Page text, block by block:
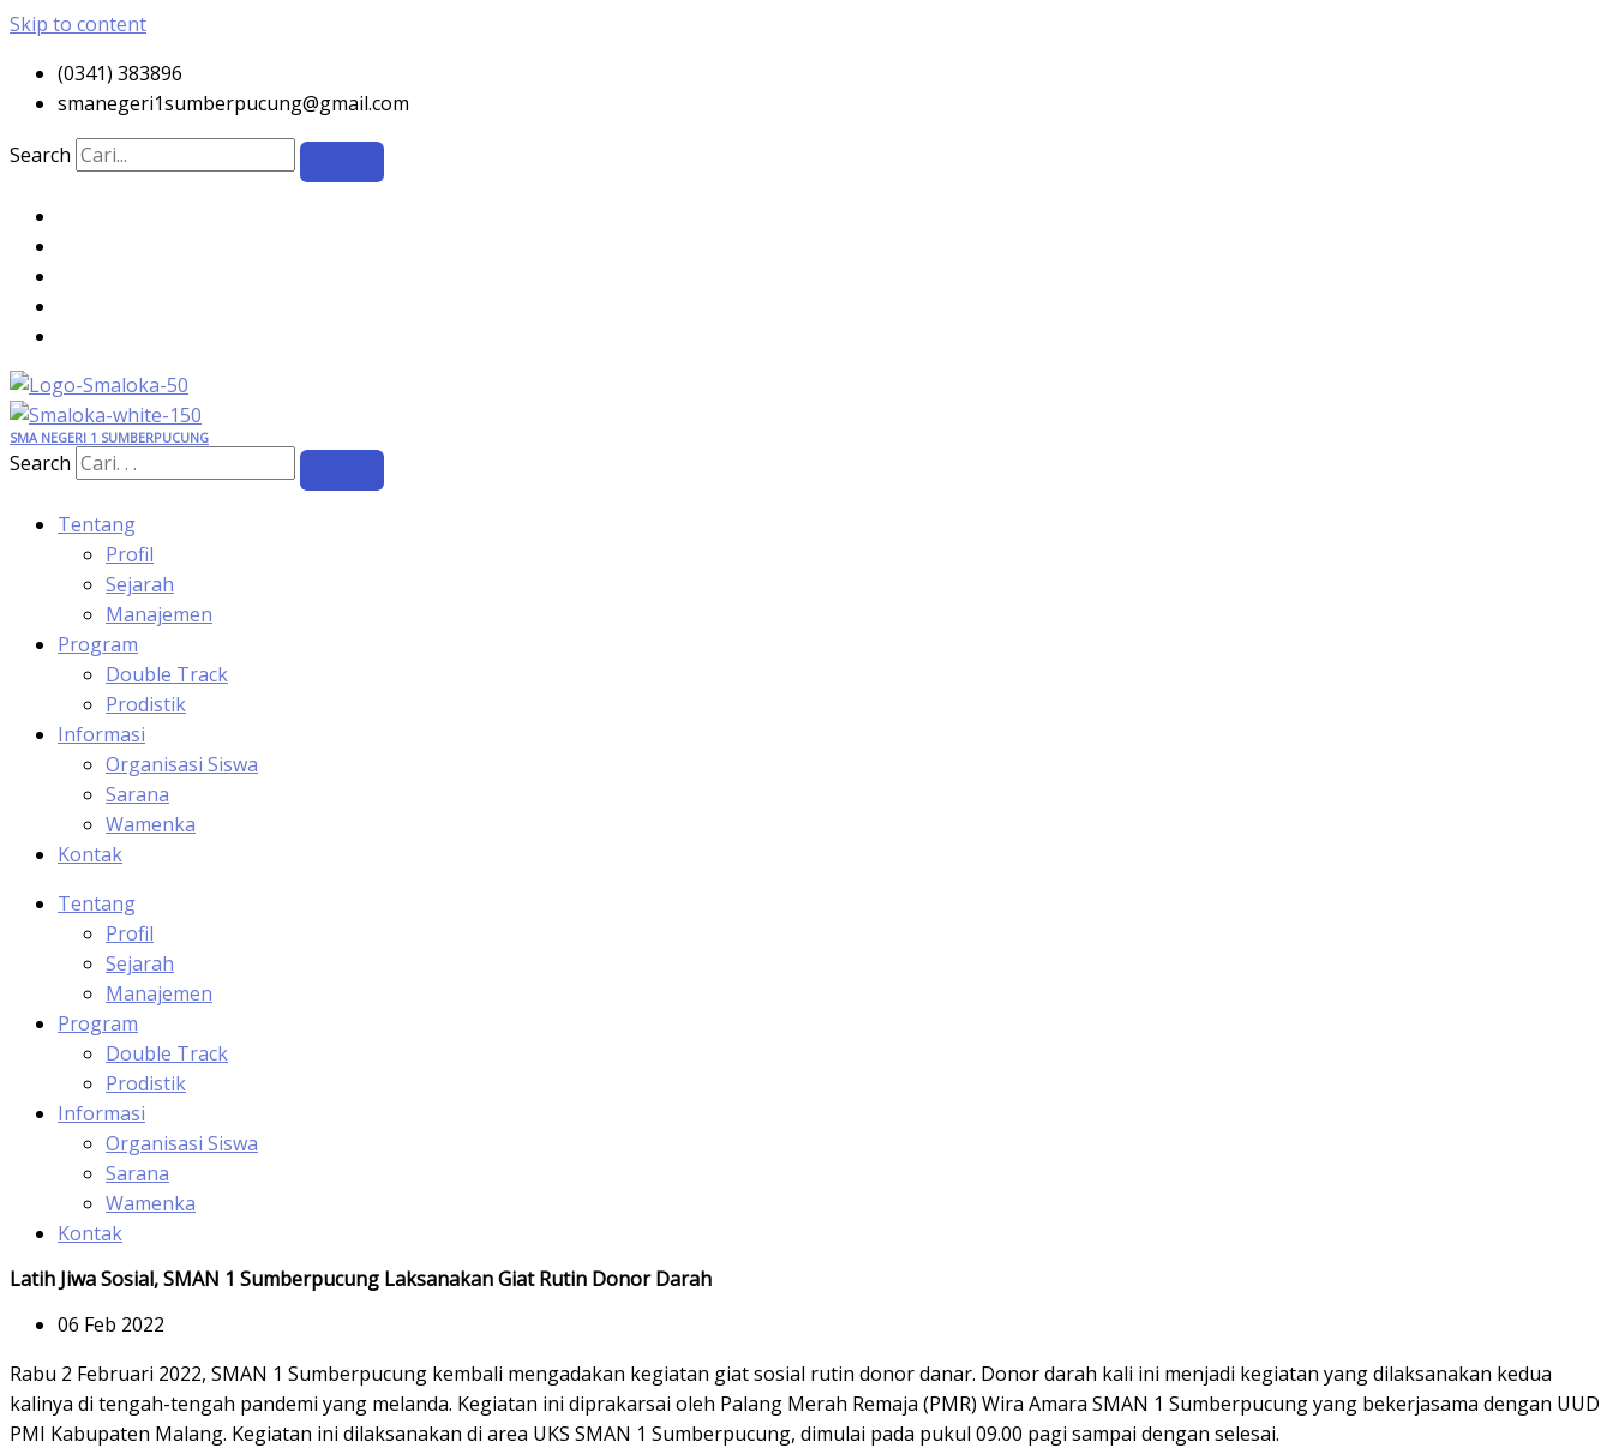
Skip to content
(0341) 383896
smanegeri1sumberpucung@gmail.com
Search
SMA NEGERI 1 SUMBERPUCUNG
Search
Tentang
Profil
Sejarah
Manajemen
Program
Double Track
Prodistik
Informasi
Organisasi Siswa
Sarana
Wamenka
Kontak
Tentang
Profil
Sejarah
Manajemen
Program
Double Track
Prodistik
Informasi
Organisasi Siswa
Sarana
Wamenka
Kontak
Latih Jiwa Sosial, SMAN 1 Sumberpucung Laksanakan Giat Rutin Donor Darah
06 Feb 2022
Rabu 2 Februari 2022, SMAN 1 Sumberpucung kembali mengadakan kegiatan giat sosial rutin donor danar. Donor darah kali ini menjadi kegiatan yang dilaksanakan kedua
kalinya di tengah-tengah pandemi yang melanda. Kegiatan ini diprakarsai oleh Palang Merah Remaja (PMR) Wira Amara SMAN 1 Sumberpucung yang bekerjasama dengan UUD
PMI Kabupaten Malang. Kegiatan ini dilaksanakan di area UKS SMAN 1 Sumberpucung, dimulai pada pukul 09.00 pagi sampai dengan selesai.